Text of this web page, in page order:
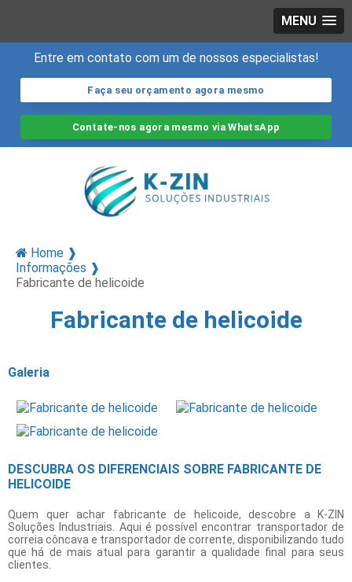
MENU
Entre em contato com um de nossos especialistas!
Faça seu orçamento agora mesmo
Contate-nos agora mesmo via WhatsApp
Home ❱
Informações ❱
Fabricante de helicoide
Fabricante de helicoide
Galeria
DESCUBRA OS DIFERENCIAIS SOBRE FABRICANTE DE
HELICOIDE
Quem quer achar fabricante de helicoide, descobre a K-ZIN
Soluções Industriais. Aqui é possível encontrar transportador de
correia côncava e transportador de corrente, disponibilizando tudo
que há de mais atual para garantir a qualidade final para seus
clientes.